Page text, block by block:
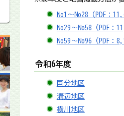
No1～No28（PDF：
No29～No58（PDF：
No59～No96（PDF：
令和6年度
国分地区
溝辺地区
横川地区